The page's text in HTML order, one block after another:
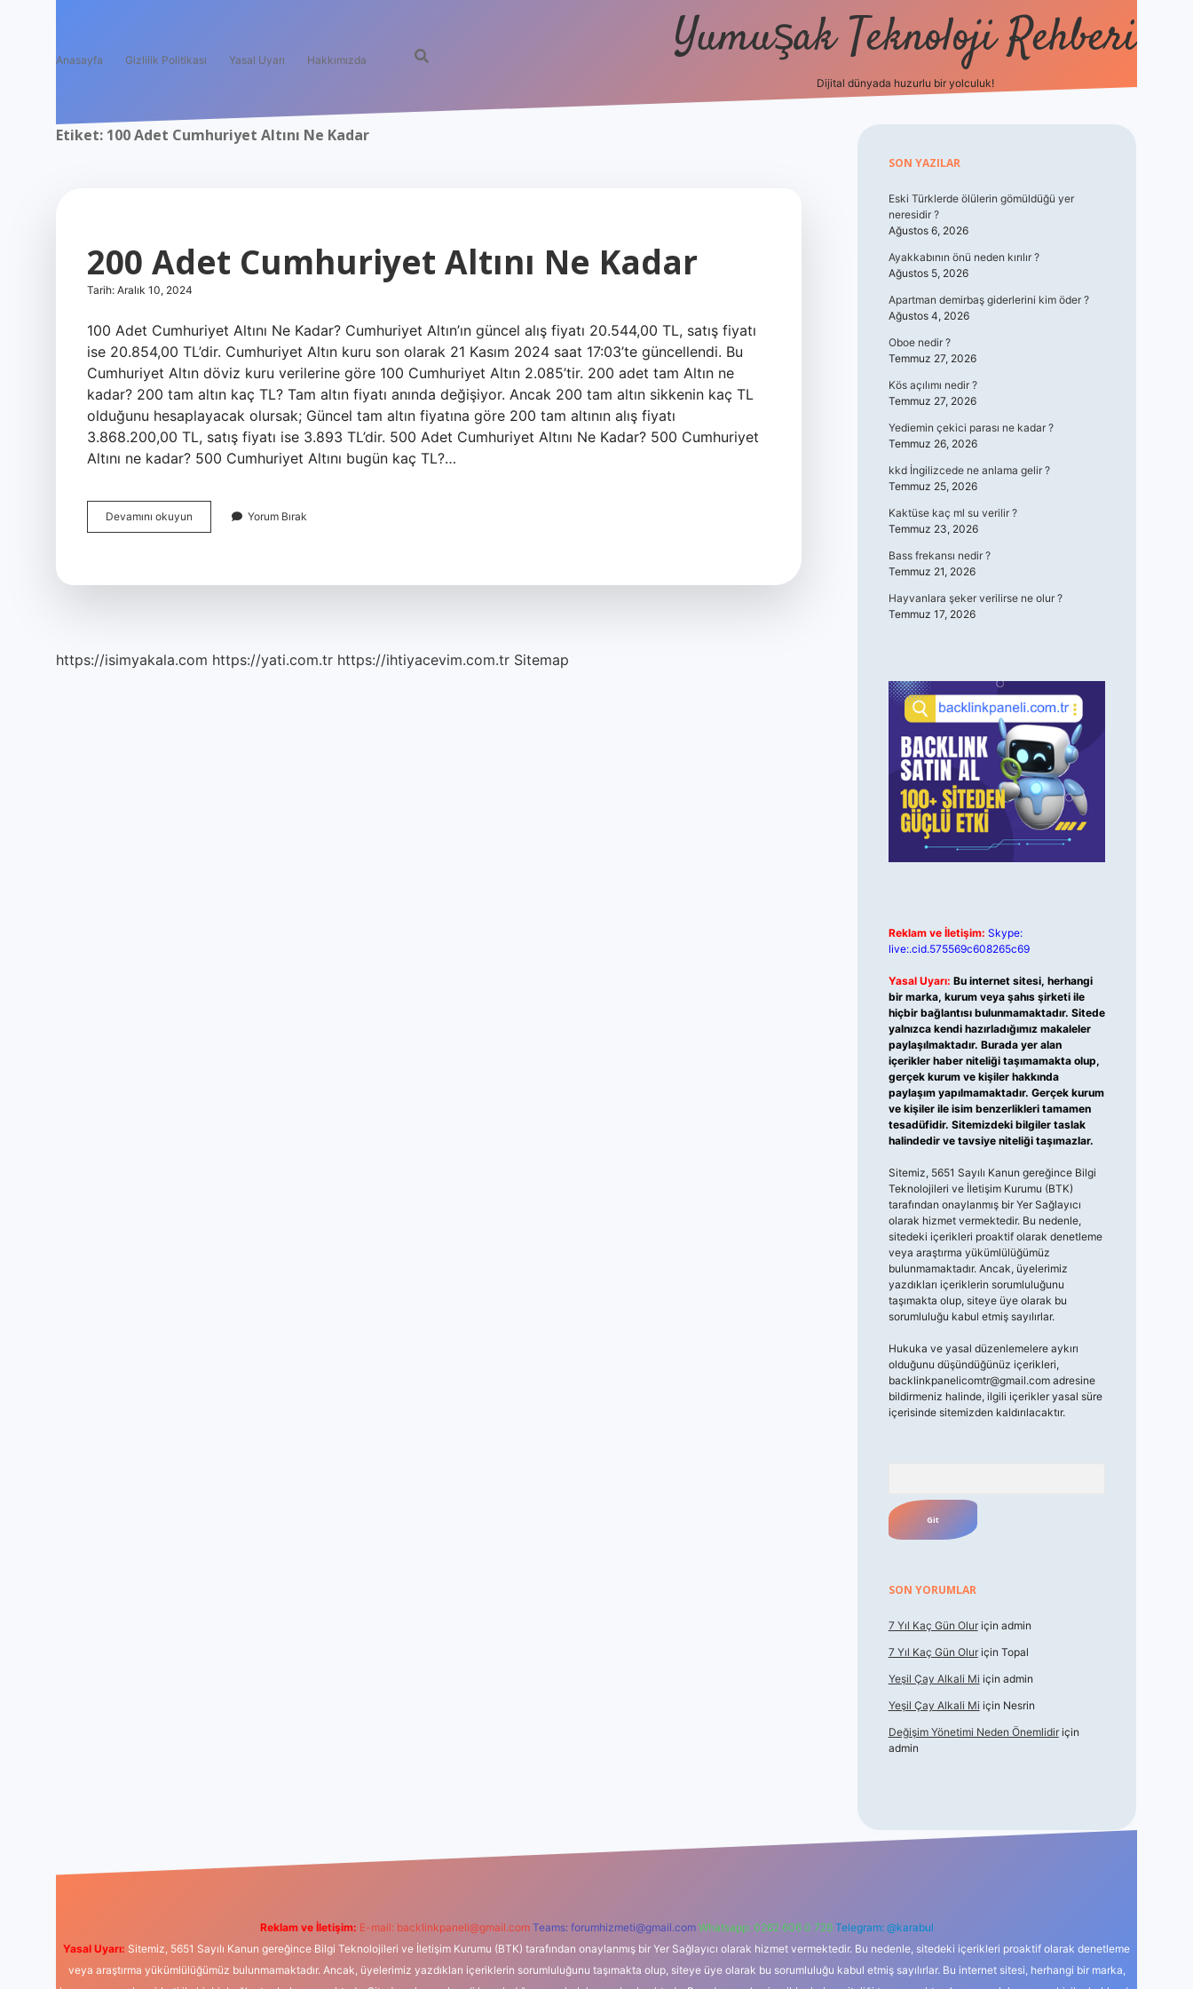
Anasayfa Gizlilik Politikası Yasal Uyarı Hakkımızda Yumuşak Teknoloji Rehberi
Dijital dünyada huzurlu bir yolculuk!
Etiket: 100 Adet Cumhuriyet Altını Ne Kadar
200 Adet Cumhuriyet Altını Ne Kadar
Tarih: Aralık 10, 2024
100 Adet Cumhuriyet Altını Ne Kadar? Cumhuriyet Altın’ın güncel alış fiyatı 20.544,00 TL, satış fiyatı
ise 20.854,00 TL’dir. Cumhuriyet Altın kuru son olarak 21 Kasım 2024 saat 17:03’te güncellendi. Bu
Cumhuriyet Altın döviz kuru verilerine göre 100 Cumhuriyet Altın 2.085’tir. 200 adet tam Altın ne
kadar? 200 tam altın kaç TL? Tam altın fiyatı anında değişiyor. Ancak 200 tam altın sikkenin kaç TL
olduğunu hesaplayacak olursak; Güncel tam altın fiyatına göre 200 tam altının alış fiyatı
3.868.200,00 TL, satış fiyatı ise 3.893 TL’dir. 500 Adet Cumhuriyet Altını Ne Kadar? 500 Cumhuriyet
Altını ne kadar? 500 Cumhuriyet Altını bugün kaç TL?…
Devamını okuyun
Adet
Yorum Bırak
https://isimyakala.com https://yati.com.tr https://ihtiyacevim.com.tr Sitemap
Sidebar
SON YAZILAR
Eski Türklerde ölülerin gömüldüğü yer
neresidir ?
Ağustos 6, 2026
Ayakkabının önü neden kırılır ?
Ağustos 5, 2026
Apartman demirbaş giderlerini kim öder ?
Ağustos 4, 2026
Oboe nedir ?
Temmuz 27, 2026
Kös açılımı nedir ?
Temmuz 27, 2026
Yediemin çekici parası ne kadar ?
Temmuz 26, 2026
kkd İngilizcede ne anlama gelir ?
Temmuz 25, 2026
Kaktüse kaç ml su verilir ?
Temmuz 23, 2026
Bass frekansı nedir ?
Temmuz 21, 2026
Hayvanlara şeker verilirse ne olur ?
Temmuz 17, 2026
Reklam ve İletişim: Skype:
live:.cid.575569c608265c69
Yasal Uyarı: Bu internet sitesi, herhangi
bir marka, kurum veya şahıs şirketi ile
hiçbir bağlantısı bulunmamaktadır. Sitede
yalnızca kendi hazırladığımız makaleler
paylaşılmaktadır. Burada yer alan
içerikler haber niteliği taşımamakta olup,
gerçek kurum ve kişiler hakkında
paylaşım yapılmamaktadır. Gerçek kurum
ve kişiler ile isim benzerlikleri tamamen
tesadüfidir. Sitemizdeki bilgiler taslak
halindedir ve tavsiye niteliği taşımazlar.
Sitemiz, 5651 Sayılı Kanun gereğince Bilgi
Teknolojileri ve İletişim Kurumu (BTK)
tarafından onaylanmış bir Yer Sağlayıcı
olarak hizmet vermektedir. Bu nedenle,
sitedeki içerikleri proaktif olarak denetleme
veya araştırma yükümlülüğümüz
bulunmamaktadır. Ancak, üyelerimiz
yazdıkları içeriklerin sorumluluğunu
taşımakta olup, siteye üye olarak bu
sorumluluğu kabul etmiş sayılırlar.
Hukuka ve yasal düzenlemelere aykırı
olduğunu düşündüğünüz içerikleri,
backlinkpanelicomtr@gmail.comadresine
bildirmeniz halinde, ilgili içerikler yasal süre
içerisinde sitemizden kaldırılacaktır.
SON YORUMLAR
7 Yıl Kaç Gün Oluriçin admin
7 Yıl Kaç Gün Oluriçin Topal
Yeşil Çay Alkali Mi için admin
Yeşil Çay Alkali Mi için Nesrin
Değişim Yönetimi Neden Önemlidiriçin
admin
Reklam ve İletişim: E-mail: backlinkpaneli@gmail.com Teams: forumhizmeti@gmail.com Whatsapp: 0262 606 0 726 Telegram: @karabul
Yasal Uyarı: Sitemiz, 5651 Sayılı Kanun gereğince Bilgi Teknolojileri ve İletişim Kurumu (BTK) tarafından onaylanmış bir Yer Sağlayıcı olarak hizmet vermektedir. Bu nedenle, sitedeki içerikleri proaktif olarak denetleme
veya araştırma yükümlülüğümüz bulunmamaktadır. Ancak, üyelerimiz yazdıkları içeriklerin sorumluluğunu taşımakta olup, siteye üye olarak bu sorumluluğu kabul etmiş sayılırlar. Bu internet sitesi, herhangi bir marka,